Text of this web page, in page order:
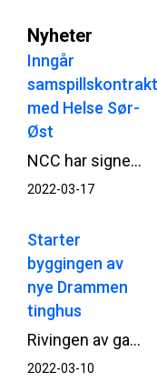
Nyheter
Inngår
samspillskontrakt
med Helse Sør-
Øst
NCC har signert samspillskontrakt med Helse Sør-Øst RHF for utvikling av Ny sikkerhetspsykiatri på Ila i Bærum. Samspillsarbeidet starter opp umiddelbart.
2022-03-17
Starter
byggingen av
nye Drammen
tinghus
Rivingen av gamle Park hotell i Drammen er gjennomført. Nå starter Statsbygg og NCC opp betongarbeidene til det nye tinghuset.
2022-03-10